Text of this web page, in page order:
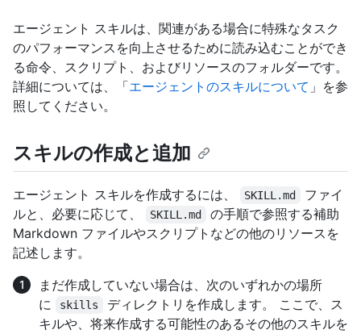
エージェント スキルは、関連がある場合に特殊なタスク
のパフォーマンスを向上させるために読み込むことができ
る命令、スクリプト、およびリソースのフォルダーです。
詳細については、「エージェントのスキルについて 」を参
照してください。
スキルの作成と追加
エージェント スキルを作成するには、 SKILL.md
ファイ
ルと、必要に応じて、
SKILL.md
の手順で参照する補助
Markdown ファイルやスクリプトなどの他のリソースを
記述します。
まだ作成していない場合は、次のいずれかの場所
に
skills
ディレクトリを作成します。 ここで、ス
キルや、将来作成する可能性のあるその他のスキルを